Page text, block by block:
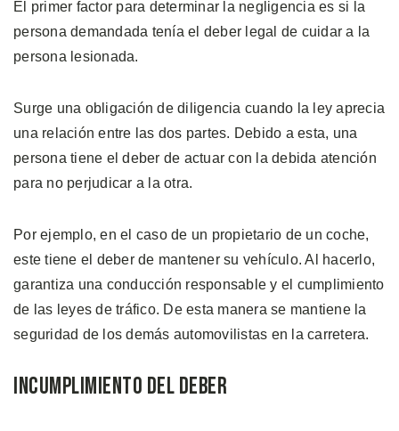
El primer factor para determinar la negligencia es si la
persona demandada tenía el deber legal de cuidar a la
persona lesionada.
Surge una obligación de diligencia cuando la ley aprecia
una relación entre las dos partes. Debido a esta, una
persona tiene el deber de actuar con la debida atención
para no perjudicar a la otra.
Por ejemplo, en el caso de un propietario de un coche,
este tiene el deber de mantener su vehículo. Al hacerlo,
garantiza una conducción responsable y el cumplimiento
de las leyes de tráfico. De esta manera se mantiene la
seguridad de los demás automovilistas en la carretera.
Incumplimiento del Deber